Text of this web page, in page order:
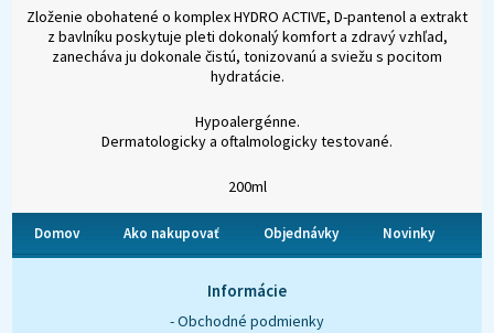
Zloženie obohatené o komplex HYDRO ACTIVE, D-pantenol a extrakt
z bavlníku poskytuje pleti dokonalý komfort a zdravý vzhľad,
zanecháva ju dokonale čistú, tonizovanú a sviežu s pocitom
hydratácie.
Hypoalergénne.
Dermatologicky a oftalmologicky testované.
200ml
Domov Ako nakupovať Objednávky Novinky
Informácie
- Obchodné podmienky